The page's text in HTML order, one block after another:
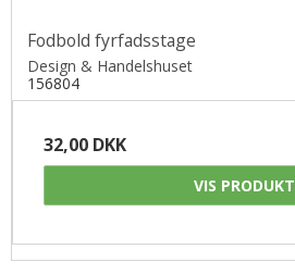
Fodbold fyrfadsstage
Design & Handelshuset
156804
32,00 DKK
VIS PRODUKT